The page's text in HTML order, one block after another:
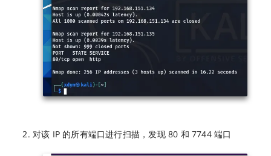
对该 IP 的所有端口进行扫描，发现 80 和 7744 端口